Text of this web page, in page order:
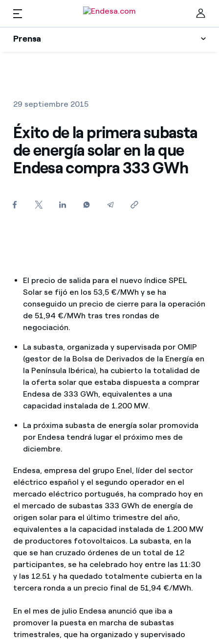
Prensa
Prensa
Encuentra la tarifa que más te conviene
Por cada kWh que ahorres, te descontamos otro
compañía?
Ofertas para autónomos y Pymes
¿Gestionas varias comunidades de propietarios?
Recursos
Colecciones
ES
29 septiembre 2015
Éxito de la primera subasta
de energía solar en la que
Endesa compra 333 GWh
El precio de salida para el nuevo índice SPEL
Solar se fijó en los 53,5 €/MWh y se ha
conseguido un precio de cierre para la operación
de 51,94 €/MWh tras tres rondas de
negociación.
La subasta, organizada y supervisada por OMIP
(gestor de la Bolsa de Derivados de la Energía en
la Península Ibérica), ha cubierto la totalidad de
la oferta solar que estaba dispuesta a comprar
Endesa de 333 GWh, equivalentes a una
capacidad instalada de 1.200 MW.
La próxima subasta de energía solar promovida
por Endesa tendrá lugar el próximo mes de
diciembre.
Endesa, empresa del grupo Enel, líder del sector
eléctrico español y el segundo operador en el
mercado eléctrico portugués, ha comprado hoy en
el mercado de subastas 333 GWh de energía de
origen solar para el último trimestre del año,
equivalentes a la capacidad instalada de 1.200 MW
de productores fotovoltaicos. La subasta, en la
que se han cruzado órdenes de un total de 12
participantes, se ha celebrado hoy entre las 11:30
y las 12.51 y ha quedado totalmente cubierta en la
tercera ronda a un precio final de 51,94 €/MWh.
En el mes de julio Endesa anunció que iba a
promover la puesta en marcha de subastas
trimestrales, que ha organizado y supervisado